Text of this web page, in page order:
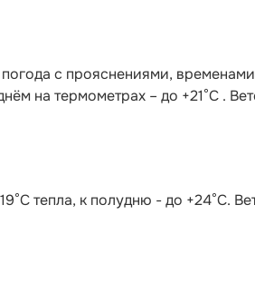
с прояснениями,
на термометрах – до +21°C .
тепла, к полудню - до +24°C.